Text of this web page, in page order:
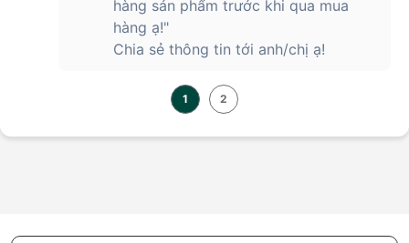
Với hàng loạt các tính năng và tiện ích chú trọng đến tập
luyện và sức khỏe, Apple Watch SE 2023 GPS Cellular 44mm
Vỏ nhôm Dây cao su hiện đang được bán ra tại các cửa hàng
hàng sản phẩm trước khi qua mua
hàng ạ!"
Chia sẻ thông tin tới anh/chị ạ!
1 2